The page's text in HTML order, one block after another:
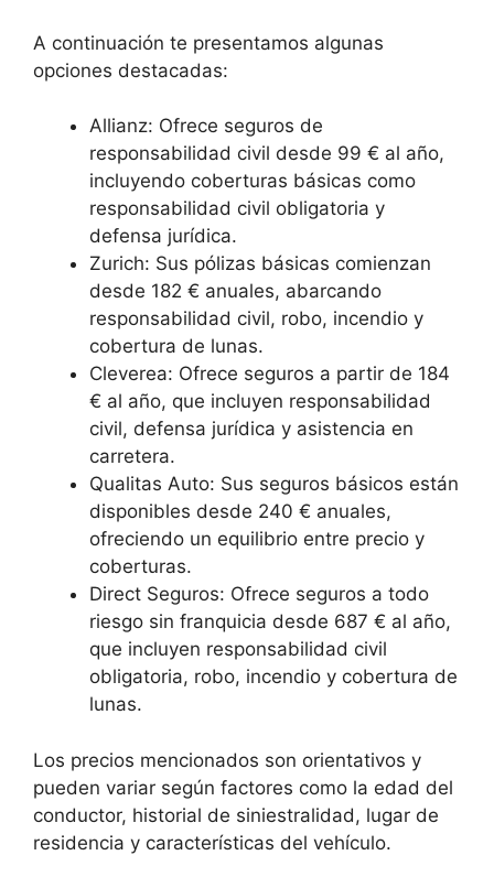
A continuación te presentamos algunas
opciones destacadas:
Allianz: Ofrece seguros de
responsabilidad civil desde 99 € al año,
incluyendo coberturas básicas como
responsabilidad civil obligatoria y
defensa jurídica.
Zurich: Sus pólizas básicas comienzan
desde 182 € anuales, abarcando
responsabilidad civil, robo, incendio y
cobertura de lunas.
Cleverea: Ofrece seguros a partir de 184
€ al año, que incluyen responsabilidad
civil, defensa jurídica y asistencia en
carretera.
Qualitas Auto: Sus seguros básicos están
disponibles desde 240 € anuales,
ofreciendo un equilibrio entre precio y
coberturas.
Direct Seguros: Ofrece seguros a todo
riesgo sin franquicia desde 687 € al año,
que incluyen responsabilidad civil
obligatoria, robo, incendio y cobertura de
lunas.
Los precios mencionados son orientativos y
pueden variar según factores como la edad del
conductor, historial de siniestralidad, lugar de
residencia y características del vehículo.